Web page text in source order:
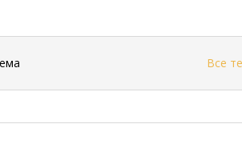
Все